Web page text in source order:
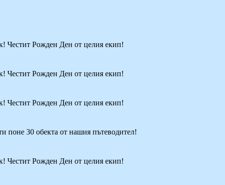
Честит Рожден Ден от целия екип!
Честит Рожден Ден от целия екип!
Честит Рожден Ден от целия екип!
поне 30 обекта от нашия пътеводител!
Честит Рожден Ден от целия екип!